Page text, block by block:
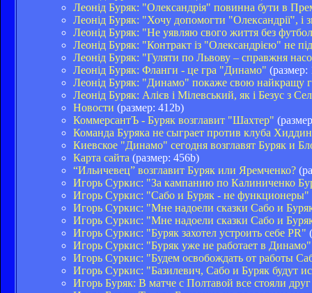
Леонід Буряк: "Олександрія" повинна бути в
Леонід Буряк: "Хочу допомогти "Олександрії", і
Леонід Буряк: "Не уявляю свого життя без
Леонід Буряк: "Контракт із "Олександрією" не
Леонід Буряк: "Гуляти по Львову – справжня
Леонід Буряк: Фланги - це гра "Динамо" (размер:
Леонід Буряк: "Динамо" покаже свою найкращу
Леонід Буряк: Алієв і Мілевський, як і Безус з
Новости (размер: 412b)
КоммерсантЪ - Буряк возглавит "Шахтер"
Команда Буряка не сыграет против клуба
Киевское "Динамо" сегодня возглавят Буряк и
Карта сайта (размер: 456b)
“Ильичевец” возглавит Буряк или Яремченко?
Игорь Суркис: "За кампанию по Калиниченко
Игорь Суркис: "Сабо и Буряк - не функционеры"
Игорь Суркис: "Мне надоели сказки Сабо и
Игорь Суркис: "Мне надоели сказки Сабо и
Игорь Суркис: "Буряк захотел устроить себе PR"
Игорь Суркис: "Буряк уже не работает в Динамо"
Игорь Суркис: "Будем освобождать от работы
Игорь Суркис: "Базилевич, Сабо и Буряк будут
Игорь Буряк: В матче с Полтавой все стояли друг